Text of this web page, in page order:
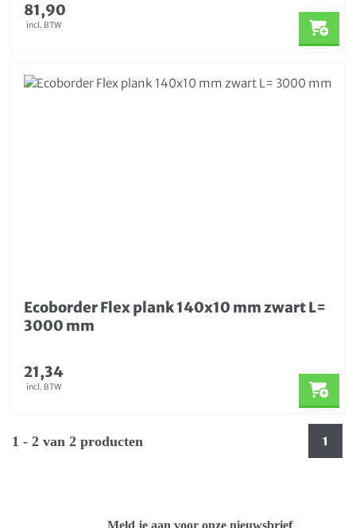
81,90
incl. BTW
Ecoborder Flex plank 140x10 mm zwart L=
3000 mm
21,34
incl. BTW
1 - 2 van 2 producten 1
Meld je aan voor onze nieuwsbrief